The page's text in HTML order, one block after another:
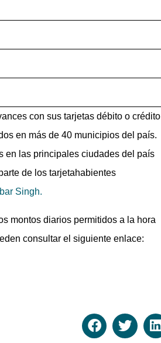
con sus tarjetas débito o crédito
en más de 40 municipios del país.
en las principales ciudades del país
de los tarjetahabientes
Singh.
montos diarios permitidos a la hora
consultar el siguiente enlace: